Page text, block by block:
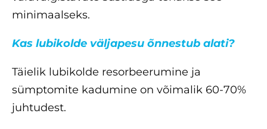
minimaalseks.
Kas lubikolde väljapesu õnnestub alati?
Täielik lubikolde resorbeerumine ja
sümptomite kadumine on võimalik 60-70%
juhtudest.